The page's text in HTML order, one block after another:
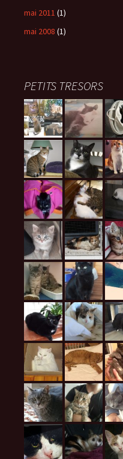
mai 2011 (1)
mai 2008 (1)
PETITS TRESORS